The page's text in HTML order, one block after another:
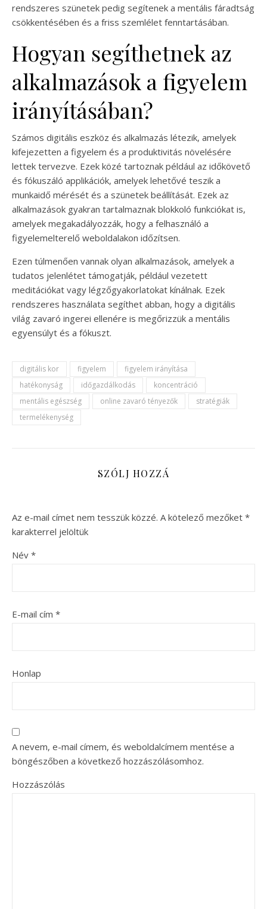
rendszeres szünetek pedig segítenek a mentális fáradtság
csökkentésében és a friss szemlélet fenntartásában.
Hogyan segíthetnek az
alkalmazások a figyelem
irányításában?
Számos digitális eszköz és alkalmazás létezik, amelyek
kifejezetten a figyelem és a produktivitás növelésére
lettek tervezve. Ezek közé tartoznak például az időkövető
és fókuszáló applikációk, amelyek lehetővé teszik a
munkaidő mérését és a szünetek beállítását. Ezek az
alkalmazások gyakran tartalmaznak blokkoló funkciókat is,
amelyek megakadályozzák, hogy a felhasználó a
figyelemelterelő weboldalakon időzítsen.
Ezen túlmenően vannak olyan alkalmazások, amelyek a
tudatos jelenlétet támogatják, például vezetett
meditációkat vagy légzőgyakorlatokat kínálnak. Ezek
rendszeres használata segíthet abban, hogy a digitális
világ zavaró ingerei ellenére is megőrizzük a mentális
egyensúlyt és a fókuszt.
digitális kor figyelem
figyelem irányítása
hatékonyság
időgazdálkodás
koncentráció
mentális egészség
online zavaró tényezők
stratégiák
termelékenység
SZÓLJ HOZZÁ
Az e-mail címet nem tesszük közzé. A kötelező mezőket *
karakterrel jelöltük
Név *
E-mail cím *
Honlap
A nevem, e-mail címem, és weboldalcímem mentése a
böngészőben a következő hozzászólásomhoz.
Hozzászólás